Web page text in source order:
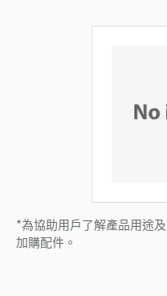
*為協助用戶了解產品用途
加購配件。